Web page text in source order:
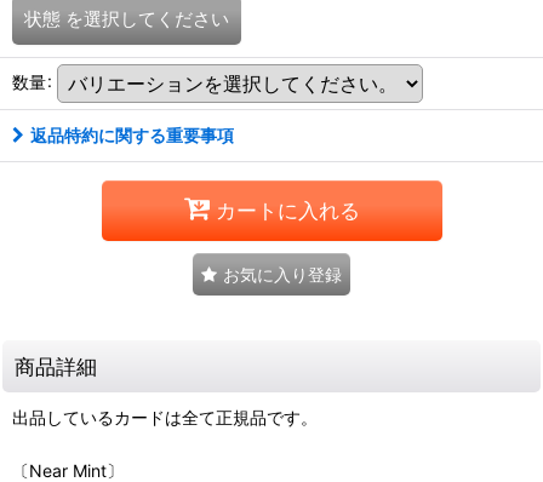
状態 を選択してください
数量:
返品特約に関する重要事項
カートに入れる
お気に入り登録
商品詳細
出品しているカードは全て正規品です。
〔Near Mint〕